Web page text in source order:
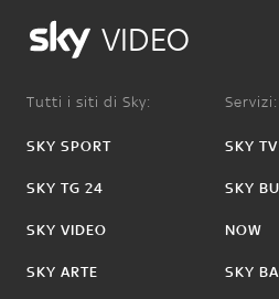
VIDEO
Tutti i siti di Sky:
SKY SPORT
SKY TG 24
SKY VIDEO
SKY ARTE
Servizi:
SKY TV
SKY
NOW
SKY